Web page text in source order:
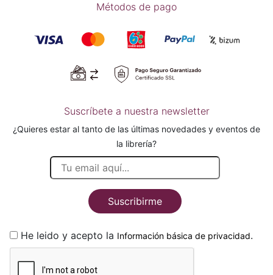
Métodos de pago
Suscríbete a nuestra newsletter
¿Quieres estar al tanto de las últimas novedades y eventos de
la librería?
Suscribirme
He leido y acepto la Información básica de privacidad.